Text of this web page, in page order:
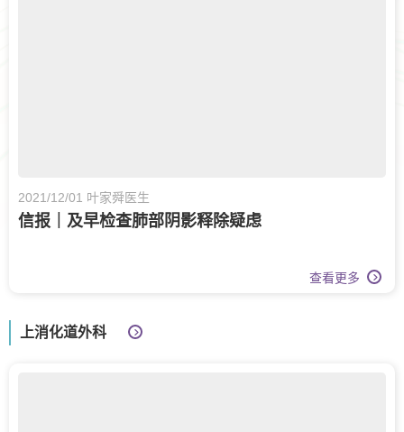
2021/12/01 叶家舜医生
信报｜及早检查肺部阴影释除疑虑
查看更多
上消化道外科